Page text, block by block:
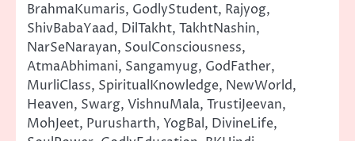
BrahmaKumaris, GodlyStudent, Rajyog,
ShivBabaYaad, DilTakht, TakhtNashin,
NarSeNarayan, SoulConsciousness,
AtmaAbhimani, Sangamyug, GodFather,
MurliClass, SpiritualKnowledge, NewWorld,
Heaven, Swarg, VishnuMala, TrustiJeevan,
MohJeet, Purusharth, YogBal, DivineLife,